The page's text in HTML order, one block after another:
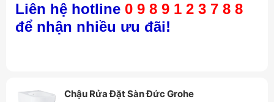
Liên hệ hotline 0 9 8 9 1 2 3 7 8 8
để nhận nhiều ưu đãi!
Chậu Rửa Đặt Sàn Đức Grohe